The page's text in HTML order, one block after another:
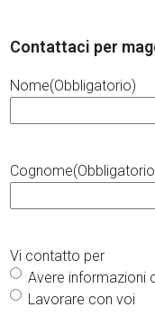
Contattaci per
Nome(Obbligatorio)
Cognome
Vi contatto per
Avere informazioni
Lavorare con voi